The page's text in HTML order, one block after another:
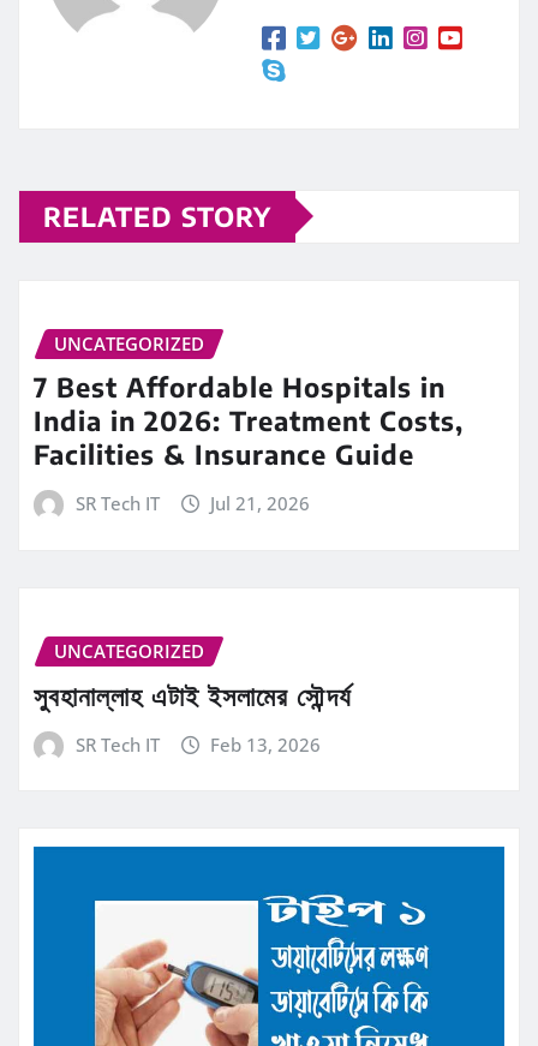
RELATED STORY
UNCATEGORIZED
7 Best Affordable Hospitals in
India in 2026: Treatment Costs,
Facilities & Insurance Guide
SR Tech IT Jul 21, 2026
UNCATEGORIZED
সুবহানাল্লাহ এটাই ইসলামের সৌন্দর্য
SR Tech IT Feb 13, 2026